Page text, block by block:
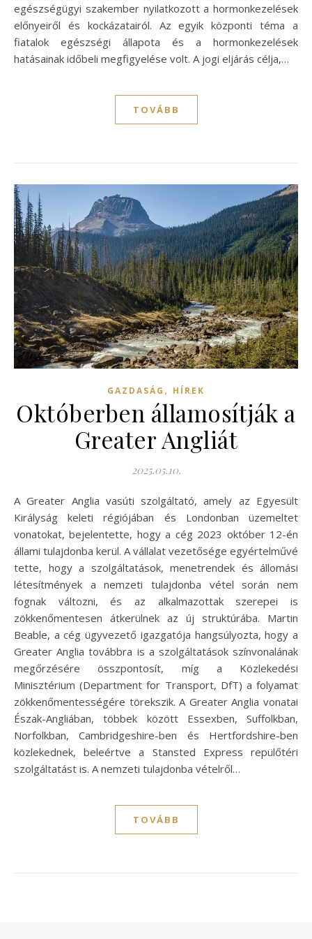
egészségügyi szakember nyilatkozott a hormonkezelések
előnyeiről és kockázatairól. Az egyik központi téma a
fiatalok egészségi állapota és a hormonkezelések
hatásainak időbeli megfigyelése volt. A jogi eljárás célja,…
TOVÁBB
GAZDASÁG , HÍREK
Októberben államosítják a
Greater Angliát
2025.05.10.
A Greater Anglia vasúti szolgáltató, amely az Egyesült
Királyság keleti régiójában és Londonban üzemeltet
vonatokat, bejelentette, hogy a cég 2023 október 12-én
állami tulajdonba kerül. A vállalat vezetősége egyértelművé
tette, hogy a szolgáltatások, menetrendek és állomási
létesítmények a nemzeti tulajdonba vétel során nem
fognak változni, és az alkalmazottak szerepei is
zökkenőmentesen átkerülnek az új struktúrába. Martin
Beable, a cég ügyvezető igazgatója hangsúlyozta, hogy a
Greater Anglia továbbra is a szolgáltatások színvonalának
megőrzésére összpontosít, míg a Közlekedési
Minisztérium (Department for Transport, DfT) a folyamat
zökkenőmentességére törekszik. A Greater Anglia vonatai
Észak-Angliában, többek között Essexben, Suffolkban,
Norfolkban, Cambridgeshire-ben és Hertfordshire-ben
közlekednek, beleértve a Stansted Express repülőtéri
szolgáltatást is. A nemzeti tulajdonba vételről…
TOVÁBB